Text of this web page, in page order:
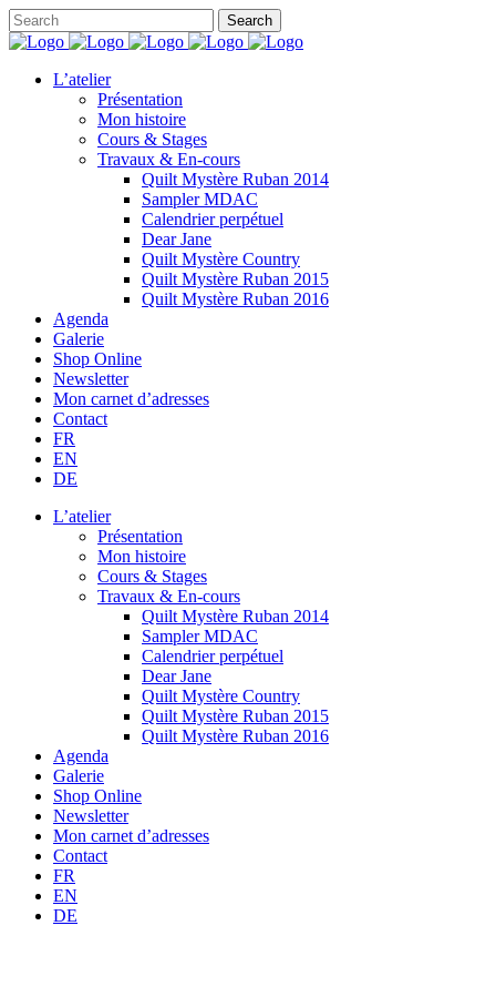
L’atelier
Présentation
Mon histoire
Cours & Stages
Travaux & En-cours
Quilt Mystère Ruban 2014
Sampler MDAC
Calendrier perpétuel
Dear Jane
Quilt Mystère Country
Quilt Mystère Ruban 2015
Quilt Mystère Ruban 2016
Agenda
Galerie
Shop Online
Newsletter
Mon carnet d’adresses
Contact
FR
EN
DE
L’atelier
Présentation
Mon histoire
Cours & Stages
Travaux & En-cours
Quilt Mystère Ruban 2014
Sampler MDAC
Calendrier perpétuel
Dear Jane
Quilt Mystère Country
Quilt Mystère Ruban 2015
Quilt Mystère Ruban 2016
Agenda
Galerie
Shop Online
Newsletter
Mon carnet d’adresses
Contact
FR
EN
DE